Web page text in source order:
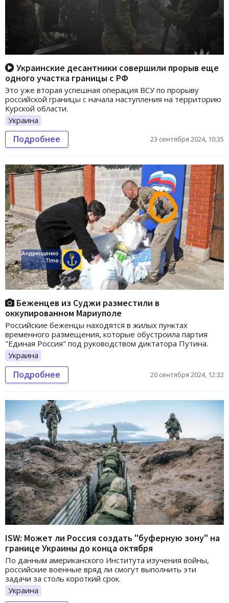
Украинские десантники совершили прорыв еще
одного участка границы с РФ
Это уже вторая успешная операция ВСУ по прорыву
российской границы с начала наступления на территорию
Курской области.
Украина
Подробнее 23 сентября 2024, 10:35
Беженцев из Суджи разместили в
оккупированном Мариуполе
Российские беженцы находятся в жилых пунктах
временного размещения, которые обустроила партия
"Единая Россия" под руководством диктатора Путина.
Украина
Подробнее 20 сентября 2024, 12:32
ISW: Может ли Россия создать "буферную зону" на
границе Украины до конца октября
По данным американского Института изучения войны,
российские военные вряд ли смогут выполнить эти
задачи за столь короткий срок.
Украина